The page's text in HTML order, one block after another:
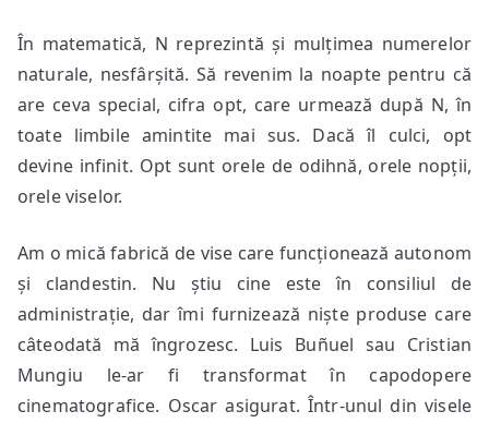
În matematică, N reprezintă și mulțimea numerelor
naturale, nesfârșită. Să revenim la noapte pentru că
are ceva special, cifra opt, care urmează după N, în
toate limbile amintite mai sus. Dacă îl culci, opt
devine infinit. Opt sunt orele de odihnă, orele nopții,
orele viselor.
Am o mică fabrică de vise care funcționează autonom
și clandestin. Nu știu cine este în consiliul de
administrație, dar îmi furnizează niște produse care
câteodată mă îngrozesc. Luis Buñuel sau Cristian
Mungiu le-ar fi transformat în capodopere
cinematografice. Oscar asigurat. Într-unul din visele